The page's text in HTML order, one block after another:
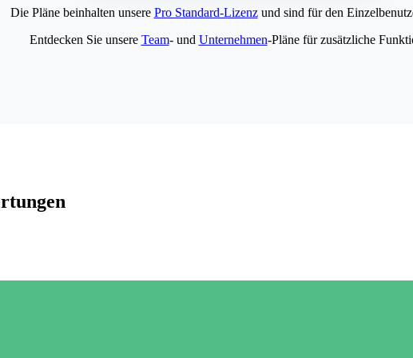
Die Pläne beinhalten unsere Pro Standard-Lizenzund sind für den
Entdecken Sie unsere Team- und Unternehmen-Pläne für zusätzliche